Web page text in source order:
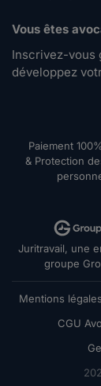
Vous êtes
Inscrivez-vous
développez
Paiement
& Protection
Juritravail, une
groupe
Mentions légales
CGU